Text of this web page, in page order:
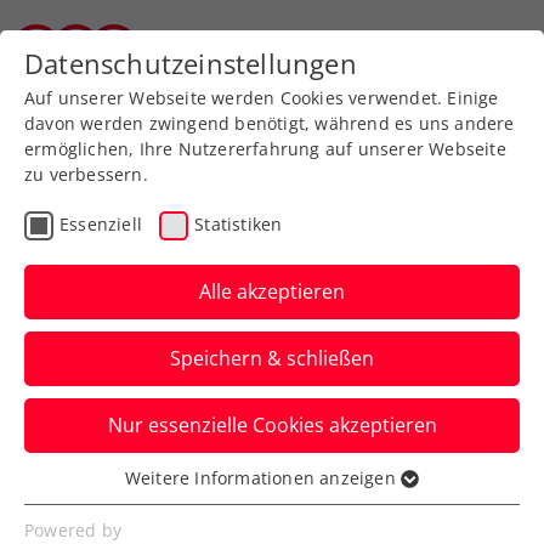
AllgemeineKlasse
Jugend
SeniorInnen
Meisterschaft wählen
Tiroler Mannschaftsmeisterschaft 2026 / Damen
Datenschutzeinstellungen
Auf unserer Webseite werden Cookies verwendet. Einige
davon werden zwingend benötigt, während es uns andere
ermöglichen, Ihre Nutzererfahrung auf unserer Webseite
zu verbessern.
Essenziell Statistiken
Alle akzeptieren
Speichern & schließen
Nur essenzielle Cookies akzeptieren
Essenziell
Essenzielle Cookies werden für grundlegende
Weitere Informationen anzeigen
Powered by